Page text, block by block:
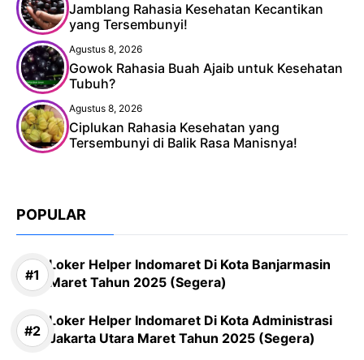
Jamblang Rahasia Kesehatan Kecantikan
yang Tersembunyi!
Agustus 8, 2026
Gowok Rahasia Buah Ajaib untuk Kesehatan
Tubuh?
Agustus 8, 2026
Ciplukan Rahasia Kesehatan yang
Tersembunyi di Balik Rasa Manisnya!
POPULAR
Loker Helper Indomaret Di Kota Banjarmasin
Maret Tahun 2025 (Segera)
Loker Helper Indomaret Di Kota Administrasi
Jakarta Utara Maret Tahun 2025 (Segera)